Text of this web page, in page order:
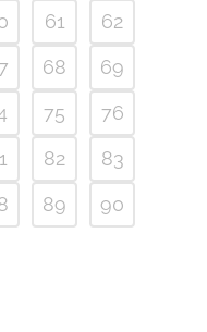
61
62
68
69
75
76
82
83
89
90